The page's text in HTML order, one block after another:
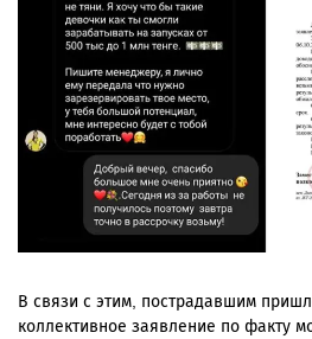
В связи с этим, пострадавшим
коллективное заявление по факту